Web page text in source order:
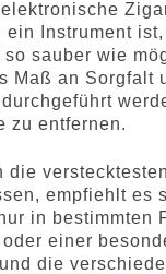
ein Instrument
so sauber wie
Maß an Sorgfalt
zu entfernen.
die
empfiehlt es
in bestimmten
einer
die